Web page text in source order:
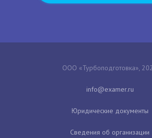
ООО «Турбоподготовка»,
Юридические документы
Сведения об организации